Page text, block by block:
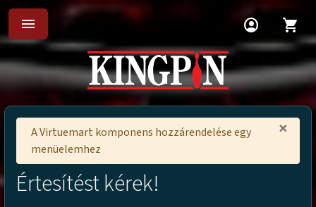
menu account_circle shopping_cart
×
A Virtuemart komponens hozzárendelése egy
menüelemhez
Értesítést kérek!